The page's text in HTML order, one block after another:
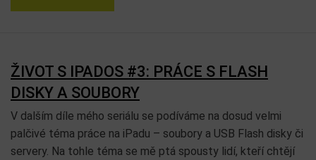
ŽIVOT S IPADOS #3: PRÁCE S FLASH
DISKY A SOUBORY
V dalším díle mého seriálu se podíváme na dosud velmi
palčivé téma práce na iPadu – soubory a USB Flash disky či
servery. Na tohle téma se mě ptá spousty lidí, kteří chtějí